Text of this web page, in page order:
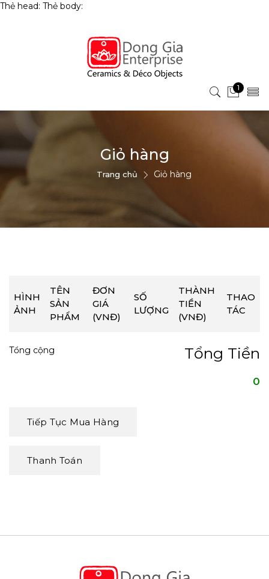
Thẻ head: Thẻ body:
1
Giỏ hàng
Trang chủ Giỏ hàng
HÌNH
ẢNH
TÊN
SẢN
PHẨM
ĐƠN
GIÁ
(VNĐ)
SỐ
LƯỢNG
THÀNH
TIỀN
(VNĐ)
THAO
TÁC
Tổng Tiền
Tổng cộng
0
Tiếp Tục Mua Hàng
Thanh Toán